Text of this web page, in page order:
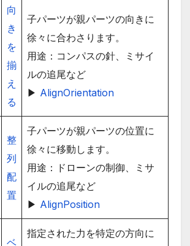
向
き
を
揃
え
る
子パーツが親パーツの向きに
徐々に合わさります。
用途：コンパスの針、ミサイ
ルの追尾など
▶ AlignOrientation
整
列
配
置
子パーツが親パーツの位置に
徐々に移動します。
用途：ドローンの制御、ミサ
イルの追尾など
▶ AlignPosition
ベ
指定された力を特定の方向に